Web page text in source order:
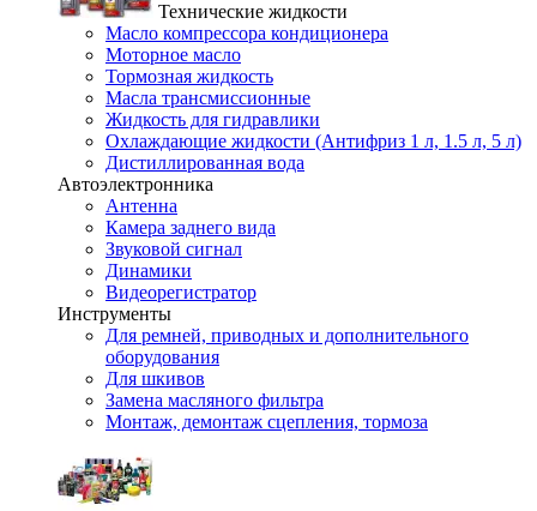
Технические жидкости
Масло компрессора кондиционера
Моторное масло
Тормозная жидкость
Масла трансмиссионные
Жидкость для гидравлики
Охлаждающие жидкости (Антифриз 1 л, 1.5 л, 5 л)
Дистиллированная вода
Автоэлектронника
Антенна
Камера заднего вида
Звуковой сигнал
Динамики
Видеорегистратор
Инструменты
Для ремней, приводных и дополнительного
оборудования
Для шкивов
Замена масляного фильтра
Монтаж, демонтаж сцепления, тормоза